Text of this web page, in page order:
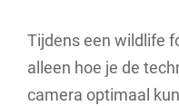
Tijdens een wildlife
alleen hoe je de
camera optimaal